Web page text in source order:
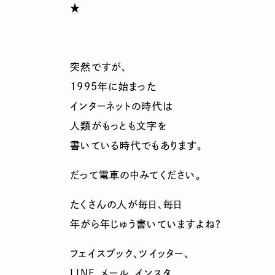
★
突然ですが、
1995年に始まった
インターネットの時代は
人類がもっとも文字を
書いている時代でもあります。
だって電車の中みてください。
たくさんの人が毎日、毎日
年がら年じゅう書いていますよね？
フェイスブック、ツイッター、